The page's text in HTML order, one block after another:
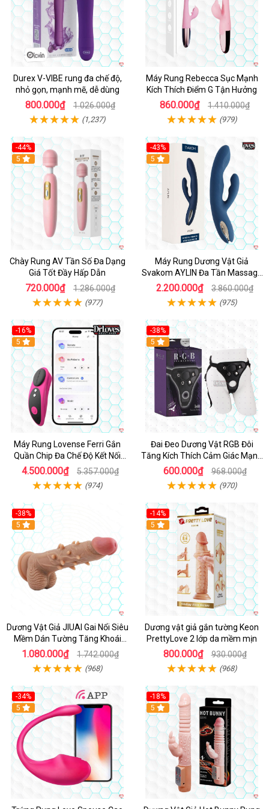
Durex V-VIBE rung đa chế độ,
nhỏ gọn, mạnh mẽ, dễ dùng
800.000₫ 1.026.000₫
(1,237)
Máy Rung Rebecca Sục Mạnh
Kích Thích Điểm G Tận Hưởng
860.000₫ 1.410.000₫
(979)
-44%
Hot
5
Chày Rung AV Tần Số Đa Dạng
Giá Tốt Đầy Hấp Dẫn
720.000₫ 1.286.000₫
(977)
-43%
Hot
5
Máy Rung Dương Vật Giả
Svakom AYLIN Đa Tần Massage
Sướng
2.200.000₫ 3.860.000₫
(975)
-16%
Hot
5
Máy Rung Lovense Ferri Gắn
Quần Chip Đa Chế Độ Kết Nối
App
4.500.000₫ 5.357.000₫
(974)
-38%
Hot
5
Đai Đeo Dương Vật RGB Đôi
Tăng Kích Thích Cảm Giác Mạnh
Mẽ
600.000₫ 968.000₫
(970)
-38%
5
Dương Vật Giả JIUAI Gai Nổi Siêu
Mềm Dán Tường Tăng Khoái
Cảm
1.080.000₫ 1.742.000₫
(968)
-14%
5
Dương vật giả gắn tường Keon
PrettyLove 2 lớp da mềm mịn
800.000₫ 930.000₫
(968)
-34%
5
-18%
Hot
5